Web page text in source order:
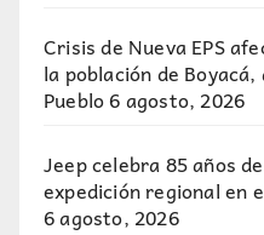
Crisis de Nueva EPS
la población de
Pueblo6 agosto, 2026
Jeep celebra 85 años
expedición regional en
6 agosto, 2026